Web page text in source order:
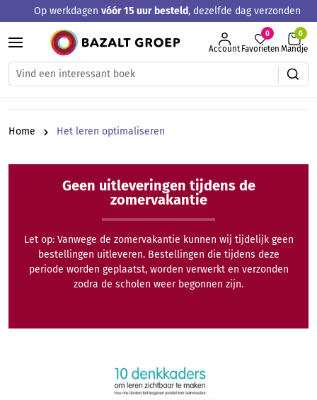
Op werkdagen vóór 15 uur besteld, dezelfde dag verzonden
Account Favorieten Mandje
0
Home Het leren optimaliseren
Geen uitleveringen tijdens de
zomervakantie
Let op: Vanwege de zomervakantie kunnen wij tijdelijk geen
bestellingen uitleveren. Bestellingen die tijdens deze
periode worden geplaatst, worden verwerkt en verzonden
zodra de scholen weer begonnen zijn.